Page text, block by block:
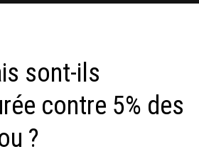
sont-ils
contre 5% des
?